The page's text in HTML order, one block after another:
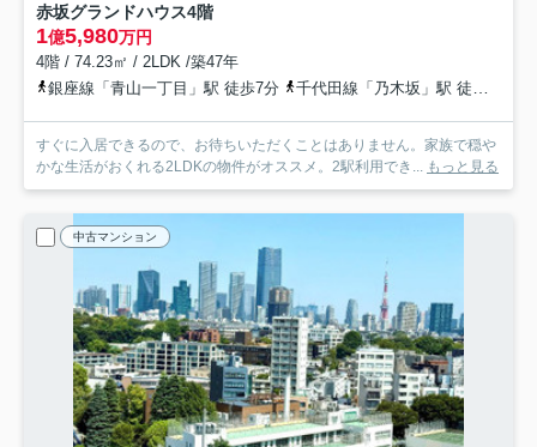
赤坂グランドハウス4階
1億5,980万円
4階 / 74.23㎡ / 2LDK /築47年
銀座線「青山一丁目」駅 徒歩7分
千代田線「乃木坂」駅 徒歩6分
すぐに入居できるので、お待ちいただくことはありません。家族で穏や
かな生活がおくれる2LDKの物件がオススメ。2駅利用でき... もっと見る
中古マンション